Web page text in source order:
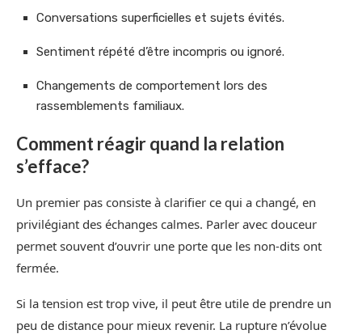
Conversations superficielles et sujets évités.
Sentiment répété d’être incompris ou ignoré.
Changements de comportement lors des
rassemblements familiaux.
Comment réagir quand la relation
s’efface?
Un premier pas consiste à clarifier ce qui a changé, en
privilégiant des échanges calmes. Parler avec douceur
permet souvent d’ouvrir une porte que les non-dits ont
fermée.
Si la tension est trop vive, il peut être utile de prendre un
peu de distance pour mieux revenir. La rupture n’évolue